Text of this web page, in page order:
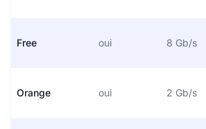
Free oui 8 Gb/s
Orange oui 2 Gb/s